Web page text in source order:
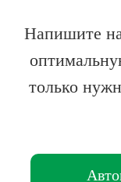
Напишите
только